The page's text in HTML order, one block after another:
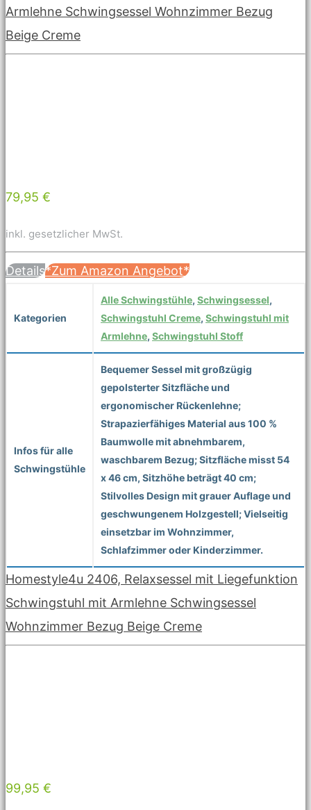
Armlehne Schwingsessel Wohnzimmer Bezug
Beige Creme
79,95 €
inkl. gesetzlicher MwSt.
Details*Zum Amazon Angebot*
Kategorien
Alle Schwingstühle, Schwingsessel,
Schwingstuhl Creme, Schwingstuhl mit
Armlehne, Schwingstuhl Stoff
Infos für alle
Schwingstühle
Bequemer Sessel mit großzügig
gepolsterter Sitzfläche und
ergonomischer Rückenlehne;
Strapazierfähiges Material aus 100 %
Baumwolle mit abnehmbarem,
waschbarem Bezug; Sitzfläche misst 54
x 46 cm, Sitzhöhe beträgt 40 cm;
Stilvolles Design mit grauer Auflage und
geschwungenem Holzgestell; Vielseitig
einsetzbar im Wohnzimmer,
Schlafzimmer oder Kinderzimmer.
Homestyle4u 2406, Relaxsessel mit Liegefunktion
Schwingstuhl mit Armlehne Schwingsessel
Wohnzimmer Bezug Beige Creme
99,95 €